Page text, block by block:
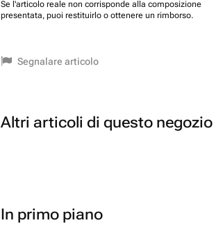
Se l'articolo reale non corrisponde alla composizione
presentata, puoi restituirlo o ottenere un rimborso.
Segnalare articolo
Altri articoli di questo negozio
In primo piano